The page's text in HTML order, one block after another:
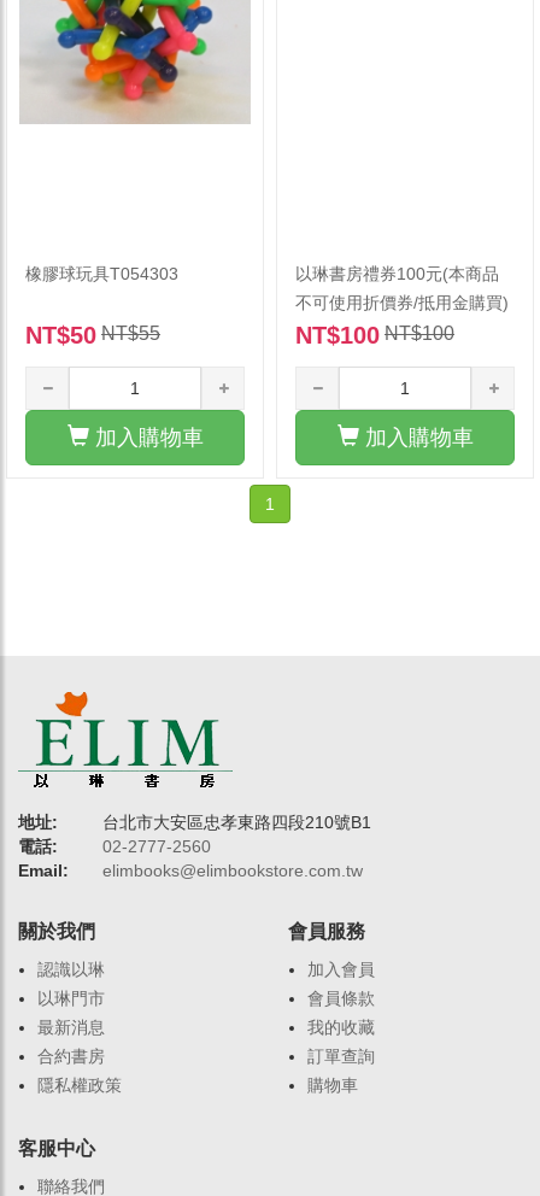
橡膠球玩具T054303
NT$50 NT$55
加入購物車
以琳書房禮券100元(本商品
不可使用折價券/抵用金購買)
NT$100 NT$100
加入購物車
1
地址:
台北市大安區忠孝東路四段210號B1
電話:
02-2777-2560
Email:
elimbooks@elimbookstore.com.tw
關於我們
認識以琳
以琳門市
最新消息
合約書房
隱私權政策
會員服務
加入會員
會員條款
我的收藏
訂單查詢
購物車
客服中心
聯絡我們